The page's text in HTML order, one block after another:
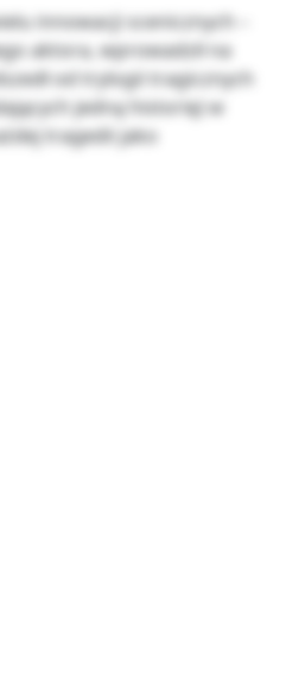
innowacji scenicznych –
aktora, wprowadził na
od trylogii tragicznych
jedną historię) w
tragedii jako